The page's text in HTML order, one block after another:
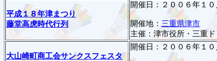
平成１８年津まつり
藤堂高虎時代行列
開催日：２００６年１
開催地： 三重県津市
主催：津市役所・三重
大山崎町商工会サンクスフェスタ
開催日：２００６年１